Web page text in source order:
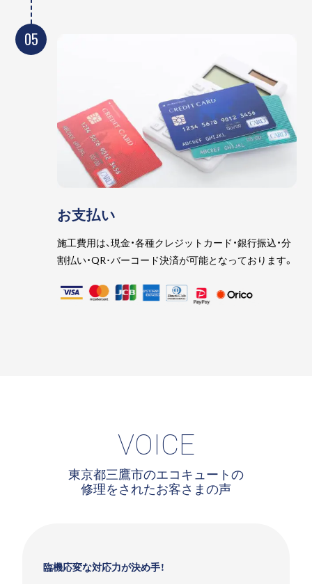
05
お支払い
施工費用は、現金・各種クレジットカード・銀行振込・分
割払い・QR･バーコード決済が可能となっております。
VOICE
東京都三鷹市のエコキュートの
修理をされたお客さまの声
臨機応変な対応力が決め手！